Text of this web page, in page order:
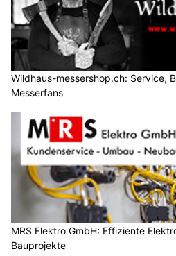
Wildhaus-messershop.ch: Service,
Messerfans
MRS Elektro GmbH: Effiziente
Bauprojekte